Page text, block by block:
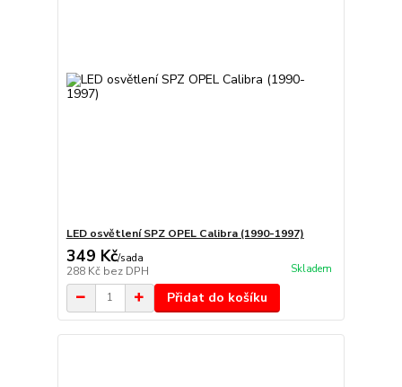
LED osvětlení SPZ OPEL Calibra (1990-1997)
349 Kč/sada
288 Kč bez DPH Skladem
Přidat do košíku